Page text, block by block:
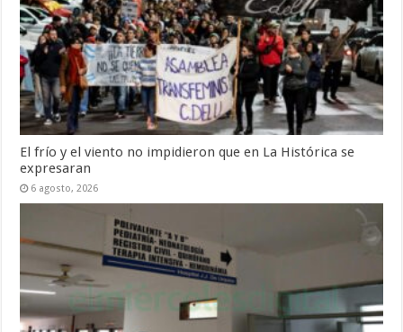
El frío y el viento no impidieron que en La Histórica se
expresaran
6 agosto, 2026